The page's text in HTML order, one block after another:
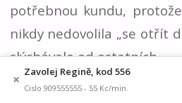
potřebnou kundu,
nikdy nedovolila „se otřít
slýchávala od ostatních.
Najednou a bez
× Zavolej Regině, kod 556
Cislo 909555555 - 55 Kc/min.